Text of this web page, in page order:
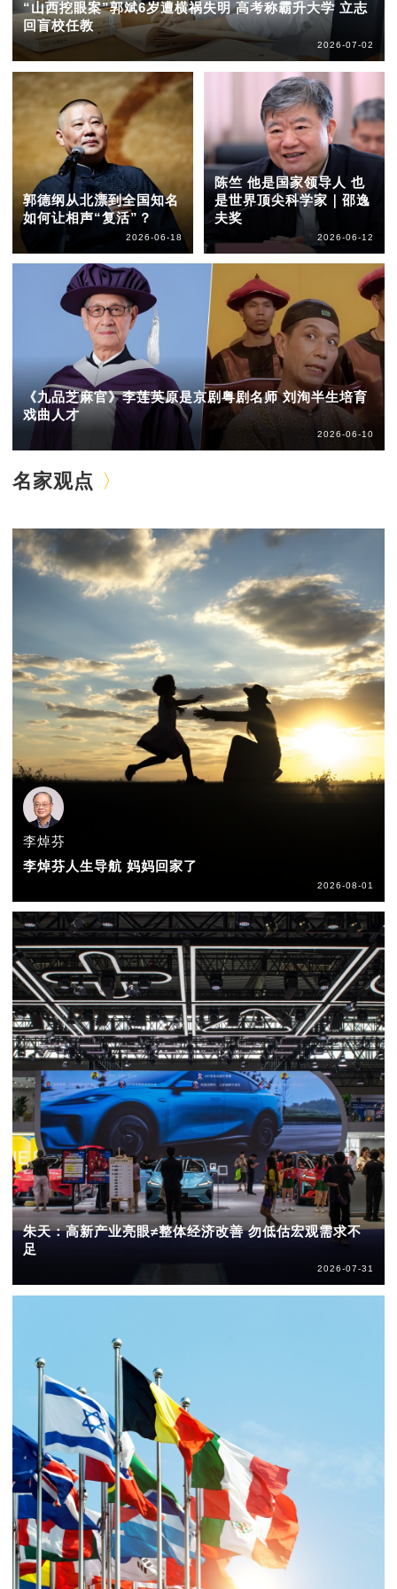
“山西挖眼案”郭斌6岁遭横祸失明 高考称霸升大学 立志
回盲校任教
2026-07-02
郭德纲从北漂到全国知名
如何让相声“复活”？
2026-06-18
陈竺 他是国家领导人 也
是世界顶尖科学家｜邵逸
夫奖
2026-06-12
《九品芝麻官》李莲英原是京剧粤剧名师 刘洵半生培育
戏曲人才
2026-06-10
名家观点
李焯芬
李焯芬人生导航 妈妈回家了
2026-08-01
朱天：高新产业亮眼≠整体经济改善 勿低估宏观需求不
足
2026-07-31